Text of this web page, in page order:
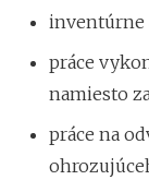
inventúrne
práce
namiesto
práce na